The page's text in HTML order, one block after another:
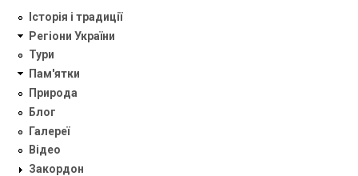
Історія і традиції
Регіони України
Тури
Пам'ятки
Природа
Блог
Галереї
Відео
Закордон